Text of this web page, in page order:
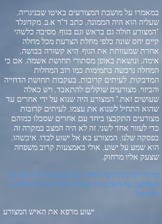
במאמרו על מושבת המצורעים באיטו שבניגריה,
שעליה הוא היה הממונה, כתב ד"ר א.ב. מקדונלד
"המצורע חולה גם בראש וגם בגוף. מסיבה כלשהי
קיים יחס שונה כלפי מחלת הצרעת מכל מחלה
אחרת שמעוותת את הגוף. היא קשורה בבושה,
אימה, ונושאת באופן מסתורי תחושת אשמה, אם כי
המחלה נרכשה בתמימות כמו רוב המחלות
המדבקות. לעיתים קרובות, בעקבות תחושת הדחייה
והביזוי, מצורעים שוקלים להתאבד, ויש כאלה
שעושים זאת." המצורע היה שנוא על ידי אחרים עד
שהוא התחיל לשנוא את עצמו. לעיתים קרובות
מצורעים התקבצו ביחד עם אחרים שסבלו כמוהם
כדי לעזור אחד לשני. זה לא היה המצב במקרה זה.
בפסקה שלנו, המצורע בא אל ישוע לבדו. איכשהו,
הוא שמע על ישוע, אולי באמצעות קרוב משפחה
שצעק אליו מרחוק.
מה הייתה ההרגשה לחיות כמו מצורע? איך הצרעת
השפיעה על האדם הן מבחינה חברתית והן מבחינה
רוחנית?
ישוע מרפא את האיש המצורע